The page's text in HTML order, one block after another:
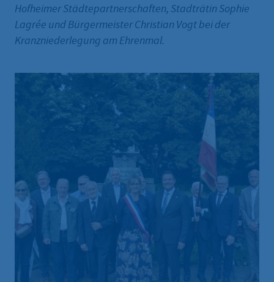
Hofheimer Städtepartnerschaften, Stadträtin Sophie
Lagrée und Bürgermeister Christian Vogt bei der
Kranzniederlegung am Ehrenmal.